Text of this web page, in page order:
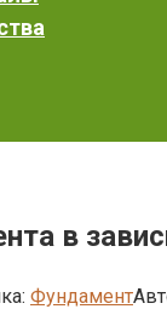
в
Фундамент